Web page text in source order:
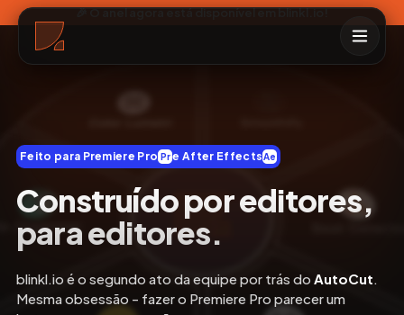
🎉 O anel agora está disponível em blinkl.io!
Feito para Premiere Pro Pre After EffectsAe
Construído por editores,
para editores.
blinkl.io é o segundo ato da equipe por trás do AutoCut.
Mesma obsessão - fazer o Premiere Pro parecer um